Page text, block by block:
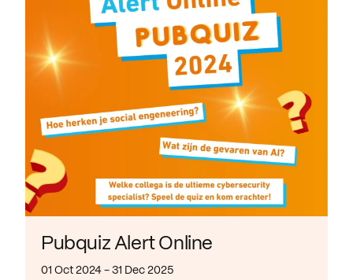
Pubquiz Alert Online
01 Oct 2024 - 31 Dec 2025